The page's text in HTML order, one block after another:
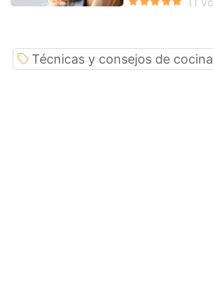
Técnicas y consejos de cocina